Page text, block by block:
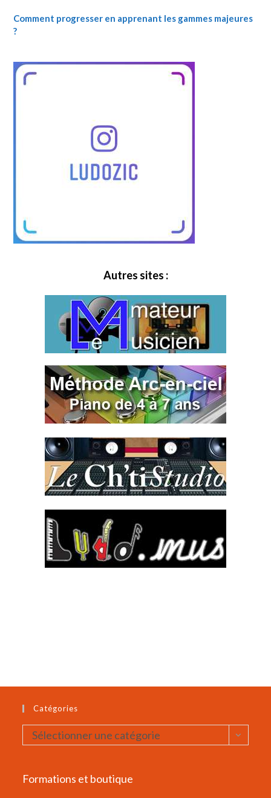
Comment progresser en apprenant les gammes majeures
?
Autres sites :
Catégories
Catégories
Sélectionner une catégorie
Formations et boutique